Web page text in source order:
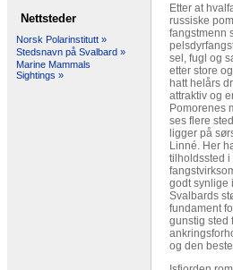
Nettsteder
Norsk Polarinstitutt »
Stedsnavn på Svalbard »
Marine Mammals
Sightings »
Etter at
russiske
fangstmenn
sel, fugl og
etter store
hatt helårs
attraktiv og
Pomorenes
ses flere
ligger på
Linné. Her
tilholdssted i
godt synlige
Svalbards
fundament
gunstig sted
og den